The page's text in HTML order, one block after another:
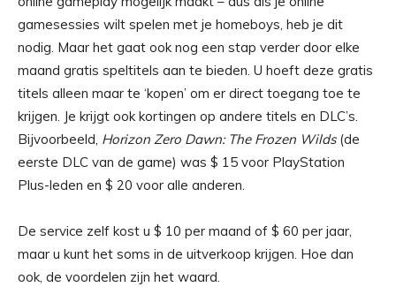
gamesessies wilt spelen met je homeboys, heb je dit
nodig. Maar het gaat ook nog een stap verder door elke
maand gratis speltitels aan te bieden. U hoeft deze gratis
titels alleen maar te ‘kopen’ om er direct toegang toe te
krijgen. Je krijgt ook kortingen op andere titels en DLC’s.
Bijvoorbeeld, Horizon Zero Dawn: The Frozen Wilds(de
eerste DLC van de game) was $ 15 voor PlayStation
Plus-leden en $ 20 voor alle anderen.
De service zelf kost u $ 10 per maand of $ 60 per jaar,
maar u kunt het soms in de uitverkoop krijgen. Hoe dan
ook, de voordelen zijn het waard.